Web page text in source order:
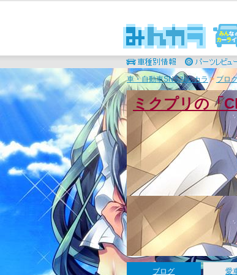
車・自動車SNSみんカラ> ブロ
ミクプリの「
ブログ 愛